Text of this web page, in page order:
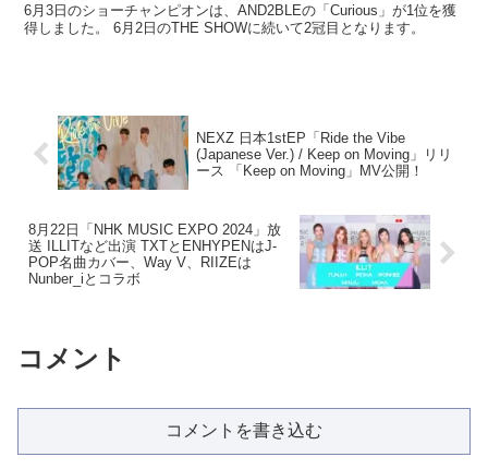
6月3日のショーチャンピオンは、AND2BLEの「Curious」が1位を獲
得しました。 6月2日のTHE SHOWに続いて2冠目となります。
NEXZ 日本1stEP「Ride the Vibe
(Japanese Ver.) / Keep on Moving」リリ
ース 「Keep on Moving」MV公開！
8月22日「NHK MUSIC EXPO 2024」放
送 ILLITなど出演 TXTとENHYPENはJ-
POP名曲カバー、Way V、RIIZEは
Nunber_iとコラボ
コメント
コメントを書き込む